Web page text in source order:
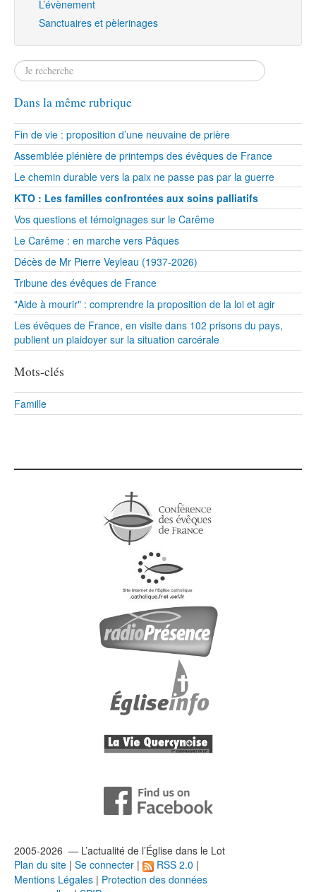
L’évènement
Sanctuaires et pèlerinages
Dans la même rubrique
Fin de vie : proposition d’une neuvaine de prière
Assemblée plénière de printemps des évêques de France
Le chemin durable vers la paix ne passe pas par la guerre
KTO : Les familles confrontées aux soins palliatifs
Vos questions et témoignages sur le Carême
Le Carême : en marche vers Pâques
Décès de Mr Pierre Veyleau (1937-2026)
Tribune des évêques de France
"Aide à mourir" : comprendre la proposition de la loi et agir
Les évêques de France, en visite dans 102 prisons du pays,
publient un plaidoyer sur la situation carcérale
Mots-clés
Famille
2005-2026 — L’actualité de l’Église dans le Lot
Plan du site | Se connecter | RSS 2.0 |
Mentions Légales | Protection des données